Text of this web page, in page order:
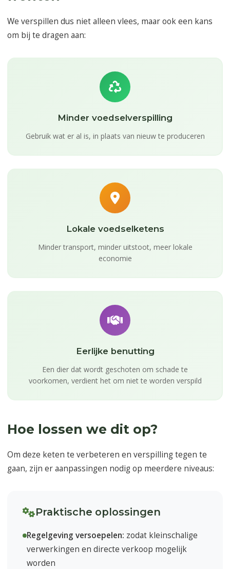
We verspillen dus niet alleen vlees, maar ook een kans
om bij te dragen aan:
Minder voedselverspilling
Gebruik wat er al is, in plaats van nieuw te produceren
Lokale voedselketens
Minder transport, minder uitstoot, meer lokale
economie
Eerlijke benutting
Een dier dat wordt geschoten om schade te
voorkomen, verdient het om niet te worden verspild
Hoe lossen we dit op?
Om deze keten te verbeteren en verspilling tegen te
gaan, zijn er aanpassingen nodig op meerdere niveaus:
Praktische oplossingen
Regelgeving versoepelen: zodat kleinschalige
verwerkingen en directe verkoop mogelijk
worden